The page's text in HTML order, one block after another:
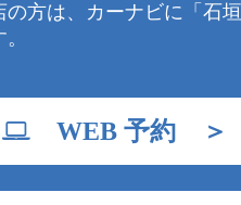
の方は、カーナビに「石
WEB 予約 ＞